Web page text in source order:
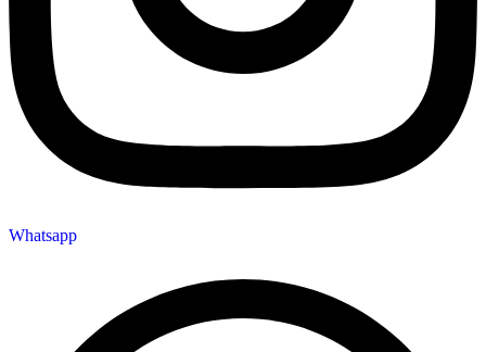
Whatsapp